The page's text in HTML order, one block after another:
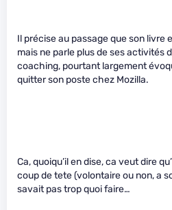
Il précise au passage que son livre
mais ne parle plus de ses activités
coaching, pourtant largement
quitter son poste chez Mozilla.
Ca, quoiqu’il en dise, ca veut dire
coup de tete (volontaire ou non, a
savait pas trop quoi faire…